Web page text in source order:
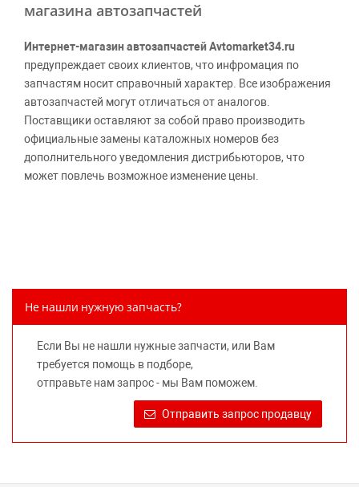
магазина автозапчастей
Интернет-магазин автозапчастей Avtomarket34.ru
предупреждает своих клиентов, что инфромация по
запчастям носит справочный характер. Все изображения
автозапчастей могут отличаться от аналогов.
Поставщики оставляют за собой право производить
официальные замены каталожных номеров без
дополнительного уведомления дистрибьюторов, что
может повлечь возможное изменение цены.
предлагаемых к продаже запасных частей для
правообладателей указанных товарных знаков.
Требование предоставлять покупателю необходимую и
достоверную информацию о товаре, предлагаемом к
продаже, обеспечивающую возможность их правильного
выбора возложено на продавца (изготовителя) Законом
«О защите прав потребителей».
Не нашли нужную запчасть?
Если Вы не нашли нужные запчасти, или Вам
требуется помощь в подборе,
отправьте нам запрос - мы Вам поможем.
Отправить запрос продавцу